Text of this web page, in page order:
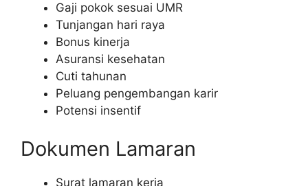
Gaji pokok sesuai UMR
Tunjangan hari raya
Bonus kinerja
Asuransi kesehatan
Cuti tahunan
Peluang pengembangan karir
Potensi insentif
Dokumen Lamaran
Surat lamaran kerja